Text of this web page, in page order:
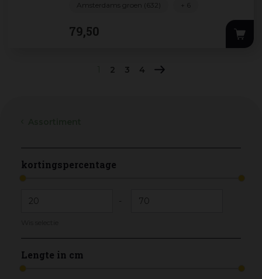
79,50
Amsterdams groen (632) + 6
2 3 4
kortingspercentage
-
Lengte in cm